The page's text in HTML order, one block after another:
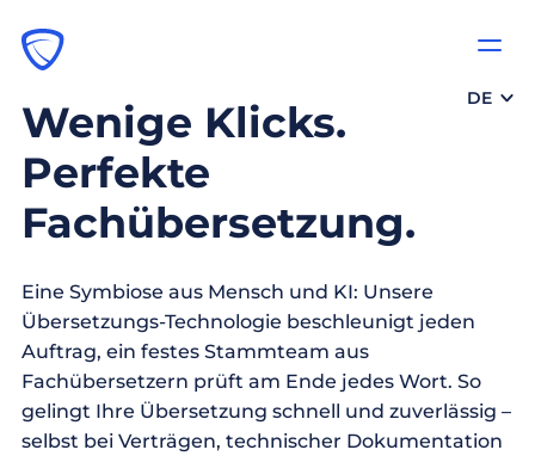
DE
Wenige Klicks.
Perfekte
Fachübersetzung.
Eine Symbiose aus Mensch und KI: Unsere
Übersetzungs-Technologie beschleunigt jeden
Auftrag, ein festes Stammteam aus
Fachübersetzern prüft am Ende jedes Wort. So
gelingt Ihre Übersetzung schnell und zuverlässig –
selbst bei Verträgen, technischer Dokumentation